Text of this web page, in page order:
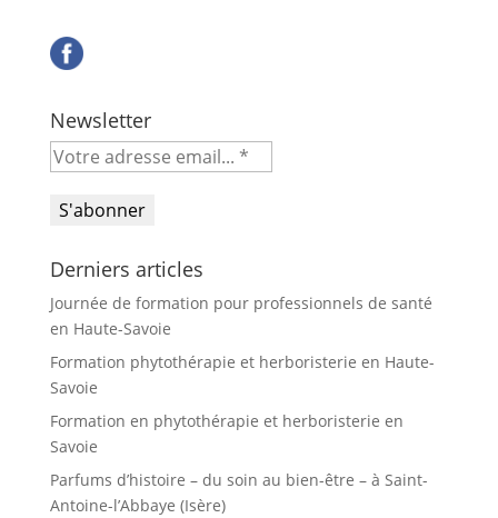
Newsletter
Derniers articles
Journée de formation pour professionnels de santé
en Haute-Savoie
Formation phytothérapie et herboristerie en Haute-
Savoie
Formation en phytothérapie et herboristerie en
Savoie
Parfums d’histoire – du soin au bien-être – à Saint-
Antoine-l’Abbaye (Isère)